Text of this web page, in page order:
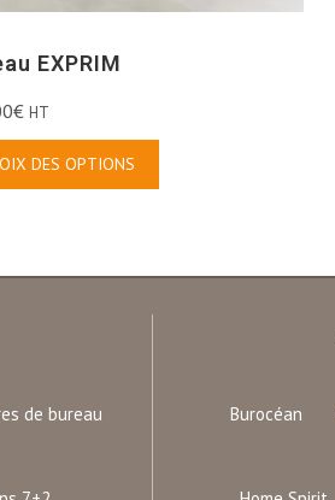
EXPRIM
€ HT
DES OPTIONS
de bureau Burocéan